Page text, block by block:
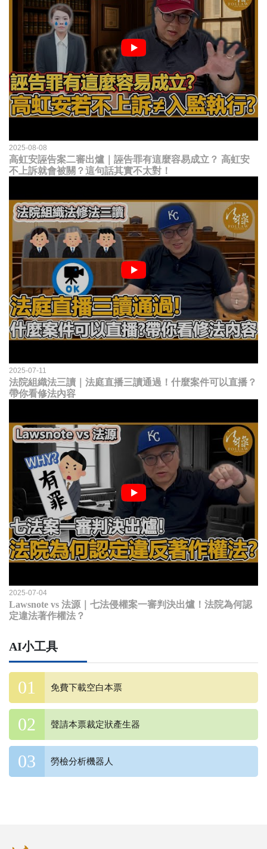
2025-08-08
高虹安誣告案二審出爐｜誣告罪有這麼容易成立？ 高虹安
不上訴就會被關？這句話其實不太對！
2025-07-11
法院組織法三讀｜法庭直播三讀通過！什麼案件可以直播？
帶你看修法內容
2025-07-04
Lawsnote vs 法源｜七法侵權案一審判決出爐！法院為何認
定違法著作權法？
AI小工具
免費下載空白本票
聲請本票裁定狀產生器
勞檢分析機器人